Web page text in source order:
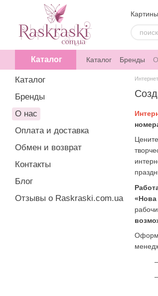
Перейти к основному контенту
Каталог Каталог Бренды
«Нова
Каталог
Бренды
О нас
Оплата и доставка
Обмен и возврат
Контакты
Блог
Отзывы о Raskraski.com.ua